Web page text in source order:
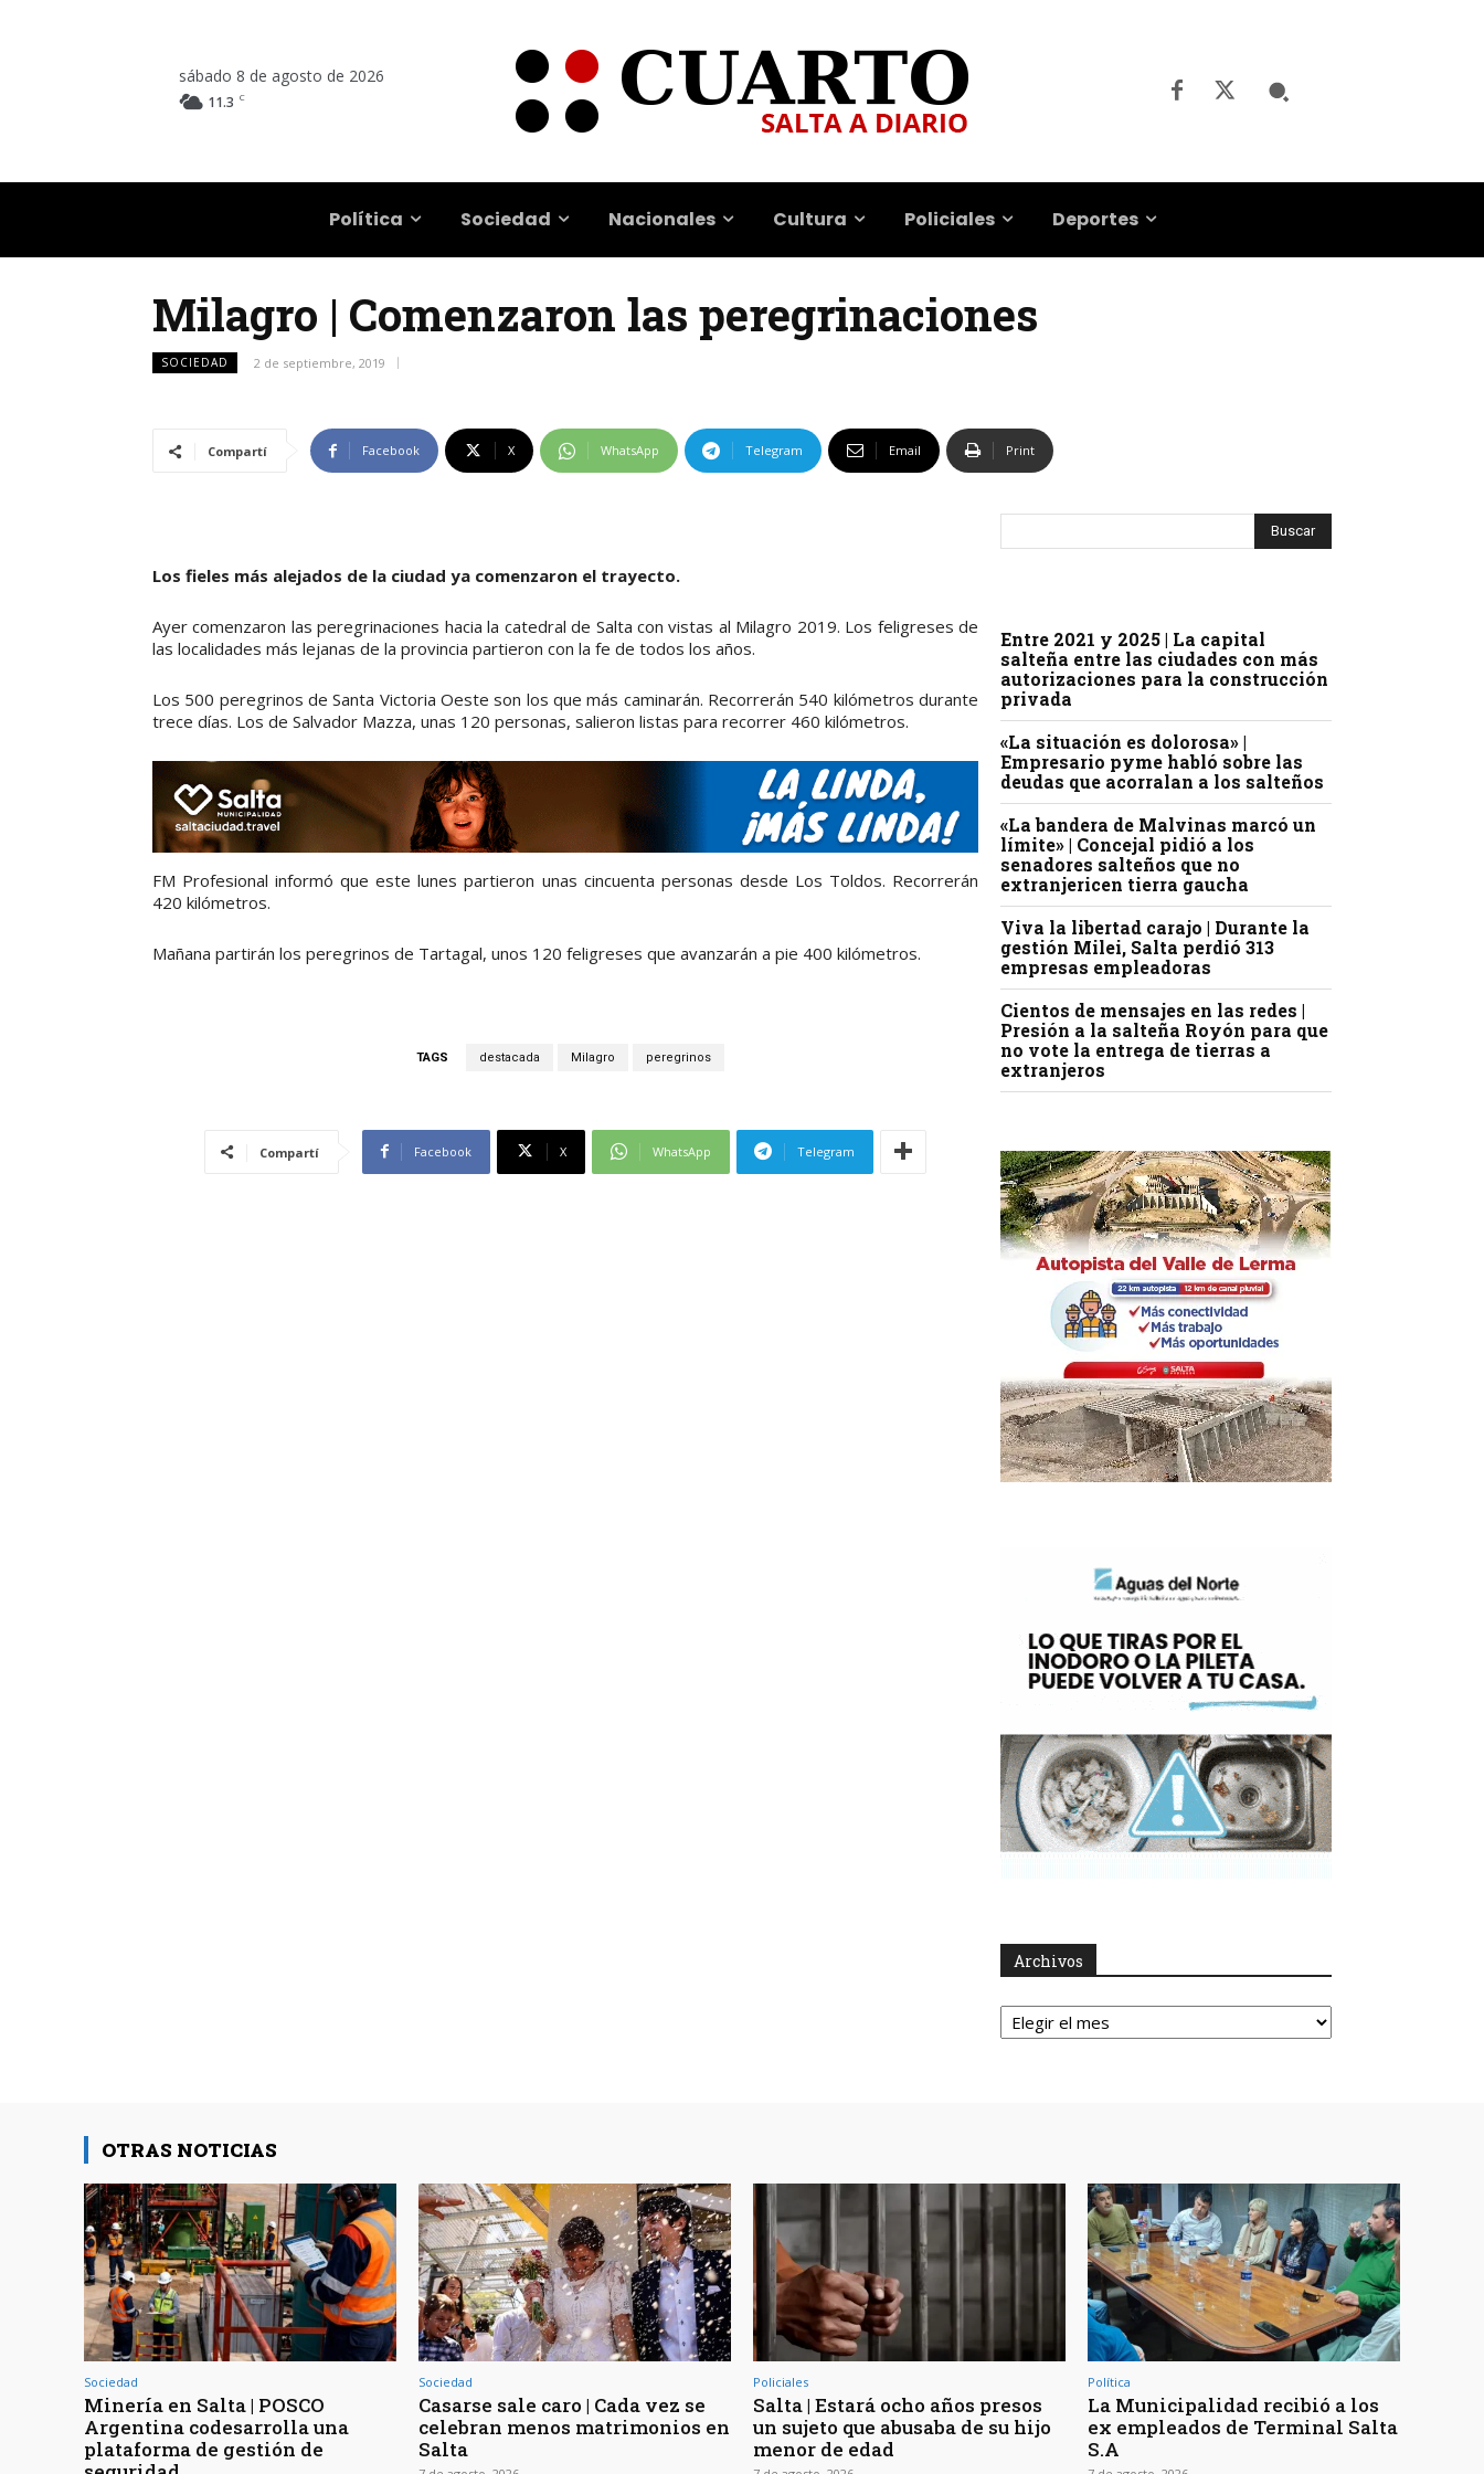
sábado 8 de agosto de 2026
11.3 C
Política Sociedad Nacionales Cultura Policiales Deportes
Milagro | Comenzaron las peregrinaciones
SOCIEDAD 2 de septiembre, 2019
Compartí Facebook X WhatsApp Telegram Email Print
Los fieles más alejados de la ciudad ya comenzaron el trayecto.
Ayer comenzaron las peregrinaciones hacia la catedral de Salta con vistas al Milagro 2019. Los feligreses de
las localidades más lejanas de la provincia partieron con la fe de todos los años.
Los 500 peregrinos de Santa Victoria Oeste son los que más caminarán. Recorrerán 540 kilómetros durante
trece días. Los de Salvador Mazza, unas 120 personas, salieron listas para recorrer 460 kilómetros.
FM Profesional informó que este lunes partieron unas cincuenta personas desde Los Toldos. Recorrerán
420 kilómetros.
Mañana partirán los peregrinos de Tartagal, unos 120 feligreses que avanzarán a pie 400 kilómetros.
TAGS destacada Milagro peregrinos
Compartí Facebook X WhatsApp Telegram
Entre 2021 y 2025 | La capital
salteña entre las ciudades con más
autorizaciones para la construcción
privada
«La situación es dolorosa» |
Empresario pyme habló sobre las
deudas que acorralan a los salteños
«La bandera de Malvinas marcó un
límite» | Concejal pidió a los
senadores salteños que no
extranjericen tierra gaucha
Viva la libertad carajo | Durante la
gestión Milei, Salta perdió 313
empresas empleadoras
Cientos de mensajes en las redes |
Presión a la salteña Royón para que
no vote la entrega de tierras a
extranjeros
Archivos
Archivos
OTRAS NOTICIAS
Sociedad
Minería en Salta | POSCO
Argentina codesarrolla una
plataforma de gestión de
Sociedad
Casarse sale caro | Cada vez se
celebran menos matrimonios en
Salta
Policiales
Salta | Estará ocho años presos
un sujeto que abusaba de su hijo
menor de edad
Política
La Municipalidad recibió a los
ex empleados de Terminal Salta
S.A